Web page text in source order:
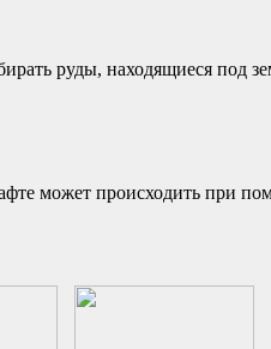
руды, находящиеся под
может происходить при